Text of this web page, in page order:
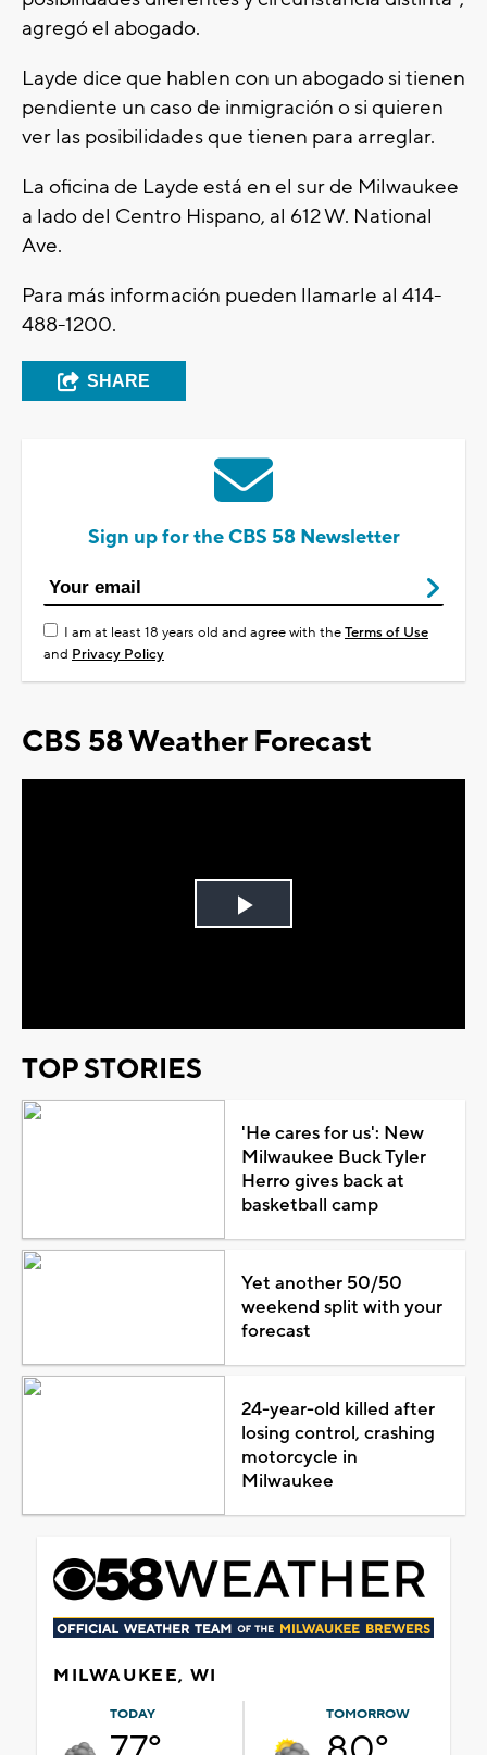
agregó el abogado.
Layde dice que hablen con un abogado si tienen
pendiente un caso de inmigración o si quieren
ver las posibilidades que tienen para arreglar.
La oficina de Layde está en el sur de Milwaukee
a lado del Centro Hispano, al 612 W. National
Ave.
Para más información pueden llamarle al 414-
488-1200.
SHARE
Sign up for the CBS 58 Newsletter
I am at least 18 years old and agree with theTerms of Use
and Privacy Policy
CBS 58 Weather Forecast
Play
TOP STORIES
'He cares for us': New
Milwaukee Buck Tyler
Herro gives back at
basketball camp
Yet another 50/50
weekend split with your
forecast
24-year-old killed after
losing control, crashing
motorcycle in
Milwaukee
MILWAUKEE, WI
TODAY TOMORROW